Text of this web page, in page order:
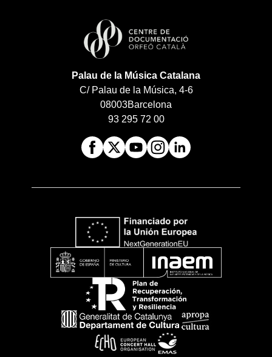
Palau de la Música Catalana
C/ Palau de la Música, 4-6
08003Barcelona
93 295 72 00